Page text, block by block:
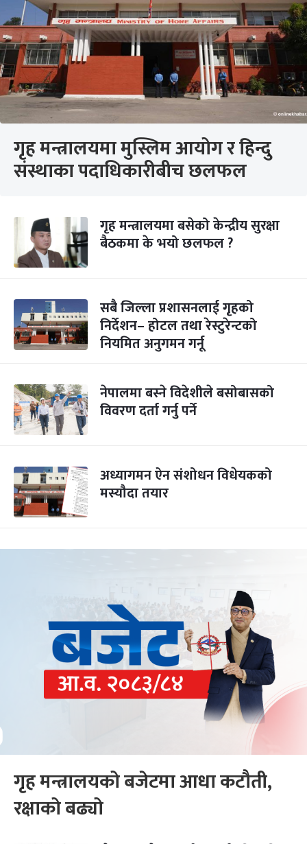
गृह मन्त्रालयमा मुस्लिम आयोग र हिन्दु
संस्थाका पदाधिकारीबीच छलफल
गृह मन्त्रालयमा बसेको केन्द्रीय सुरक्षा
बैठकमा के भयो छलफल ?
सबै जिल्ला प्रशासनलाई गृहको
निर्देशन– होटल तथा रेस्टुरेन्टको
नियमित अनुगमन गर्नू
नेपालमा बस्ने विदेशीले बसोबासको
विवरण दर्ता गर्नु पर्ने
अध्यागमन ऐन संशोधन विधेयकको
मस्यौदा तयार
गृह मन्त्रालयको बजेटमा आधा कटौती,
रक्षाको बढ्यो